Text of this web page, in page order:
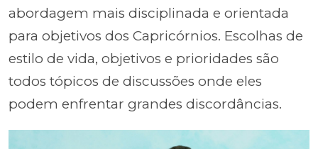
abordagem mais disciplinada e orientada
para objetivos dos Capricórnios. Escolhas de
estilo de vida, objetivos e prioridades são
todos tópicos de discussões onde eles
podem enfrentar grandes discordâncias.